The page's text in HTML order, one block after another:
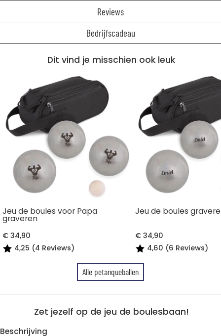
Reviews
Bedrijfscadeau
Dit vind je misschien ook leuk
Jeu de boules voor Papa
graveren
€ 34,90
4,25 (4 Reviews)
Jeu de boules
€ 34,90
4,60 (6 Reviews)
Alle petanqueballen
Zet jezelf op de jeu de boulesbaan!
Beschrijving